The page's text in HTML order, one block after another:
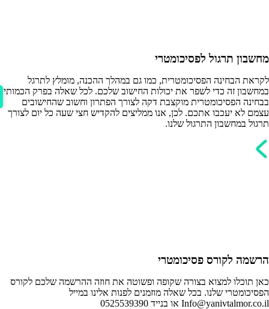
מחשבון תרגול לפסיכומטרי
לקראת הבחינה הפסיכומטרית, כמו גם במהלך ההכנה, מומלץ לתרגל
במחשבון זה כדי לשפר את יכולות החישוב שלכם. לכל שאלה בפרק הכמותי
בבחינה הפסיכומטרית מוקצבת דקה לצורך הפתרון וחשוב שהחישובים
עצמם לא יעכבו אתכם. לכן, אנו ממליצים להקדיש חצי שעה כל יום לצורך
תרגול במחשבון התרגול שלנו.
הרשמה לקורס פסיכומטרי
כאן תוכלו למצוא בצורה שקופה ופשוטה את חוזה ההרשמה שלכם לקורס
הפסיכומטרי שלנו. בכל שאלה מוזמנים לפנות אלינו במייל
Info@yanivtalmor.co.il או בנייד 0525539390